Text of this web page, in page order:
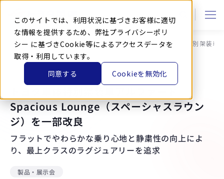
このサイトでは、利用状況に基づきお客様に適切
な情報を提供するため、弊社プライバシーポリ
シー に基づきCookie等によるアクセスデータを
取得・利用しています。
同意する
Cookieを無効化
本
HOME ニュース ニュースリリース トヨタ車体特別架装車
Spacious Lounge（スペーシャスラウン
ジ）を一部改良
フラットでやわらかな乗り心地と静粛性の向上によ
り、最上クラスのラグジュアリーを追求
製品・展示会